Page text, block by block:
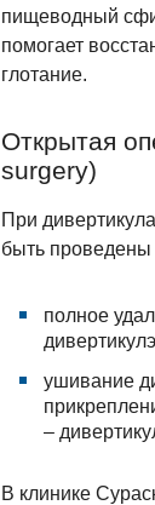
пищеводный
помогает
глотание.
Открытая
surgery)
При
быть
полное
ушивание
–
В клинике